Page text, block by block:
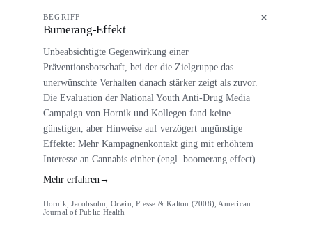
BEGRIFF
Bumerang-Effekt
Unbeabsichtigte Gegenwirkung einer
Präventionsbotschaft, bei der die Zielgruppe das
unerwünschte Verhalten danach stärker zeigt als zuvor.
Die Evaluation der National Youth Anti-Drug Media
Campaign von Hornik und Kollegen fand keine
günstigen, aber Hinweise auf verzögert ungünstige
Effekte: Mehr Kampagnenkontakt ging mit erhöhtem
Interesse an Cannabis einher (engl. boomerang effect).
Mehr erfahren →
Hornik, Jacobsohn, Orwin, Piesse & Kalton (2008), American
Journal of Public Health